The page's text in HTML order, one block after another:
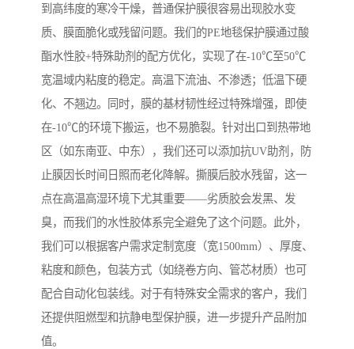
到高纬度的寒冷干燥，普通保护膜很容易出现胶水变
质、膜面脆化或残留问题。我们的PE地毯保护膜通过酸
酯水性胶+特殊助剂的配方优化，实现了在-10℃至50℃
宽温域内粘度的稳定。高温下流油、不渗透；低温下硬
化、不翘边。同时，膜的基材韧性经过特殊增强，即使
在-10℃的环境下搬运，也不易脆裂。针对出口到热带地
区（如东南亚、中东），我们还可以添加抗UV助剂，防
止膜因长时间日照而老化降解。撕膜后胶水残留，这一
点在高温高湿环境下尤其重要——劣质胶会发黑、发
臭，而我们的水性胶体系完全避免了这个问题。此外，
我们可以根据客户需求定制宽度（宽1500mm）、厚度、
粘度和颜色，包装方式（如绕卷方向、管芯材质）也可
配合自动化包装线。对于有特殊安全需求的客户，我们
还提供阻燃型和抗静电型保护膜，进一步提升产品附加
值。